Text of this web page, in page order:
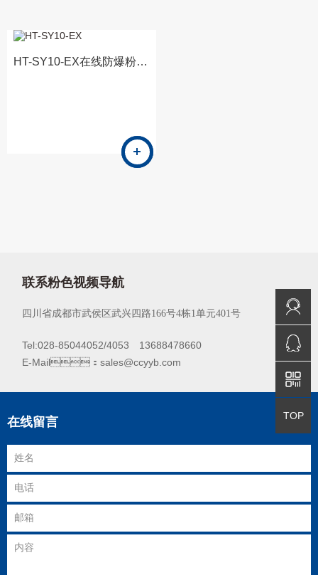
HT-SY10-EX在线防爆粉色视频免费看8系统
免费咨询
QQ咨询
TOP
返回顶部
联系粉色视频导航
四川省成都市武侯区武兴四路166号4栋1单元401号
Tel:028-85044052/4053 13688478660
E-Mail：sales@ccyyb.com
在线留言